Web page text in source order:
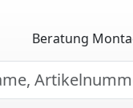
Beratung